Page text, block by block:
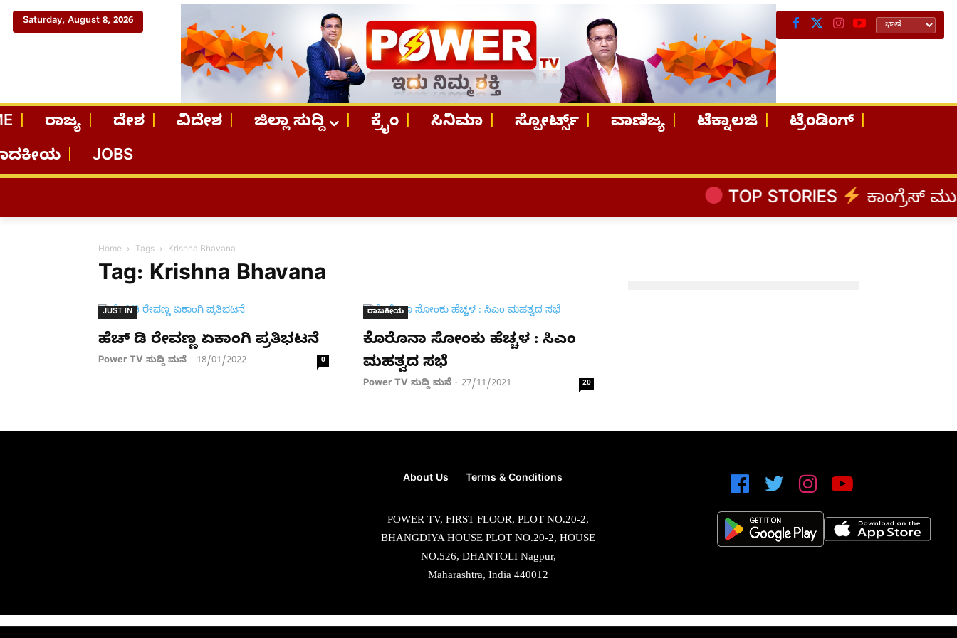
Saturday, August 8, 2026
ರಾಜ್ಯ ದೇಶ ವಿದೇಶ ಜಿಲ್ಲಾ ಸುದ್ದಿ ಕ್ರೈಂ ಸಿನಿಮಾ ಸ್ಪೋರ್ಟ್ಸ್ ವಾಣಿಜ್ಯ ಟೆಕ್ನಾಲಜಿ
ಟ್ರೆಂಡಿಂಗ್
JOBS
TOP STORIES ಕಾಂಗ್ರೆಸ್‌
Home Tags Krishna Bhavana
Tag: Krishna Bhavana
JUST IN
ಹೆಚ್​​ ಡಿ ರೇವಣ್ಣ ಏಕಾಂಗಿ ಪ್ರತಿಭಟನೆ
Power TV ಸುದ್ದಿ ಮನೆ - 18/01/2022 0
ರಾಜಕೀಯ
ಕೊರೊನಾ ಸೋಂಕು ಹೆಚ್ಚಳ : ಸಿಎಂ
ಮಹತ್ವದ ಸಭೆ
Power TV ಸುದ್ದಿ ಮನೆ - 27/11/2021 20
About Us Terms & Conditions
POWER TV, FIRST FLOOR, PLOT NO.20-2,
BHANGDIYA HOUSE PLOT NO.20-2, HOUSE
NO.526, DHANTOLI Nagpur,
Maharashtra, India 440012